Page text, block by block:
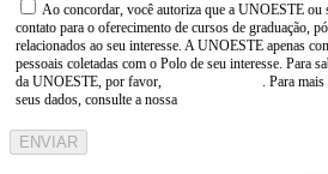
Ao concordar, você autoriza que a UNOESTE ou
contato para o oferecimento de cursos de graduação,
relacionados ao seu interesse. A UNOESTE apenas
pessoais coletadas com o Polo de seu interesse. Para
da UNOESTE, por favor,
. Para
seus dados, consulte a nossa
ENVIAR